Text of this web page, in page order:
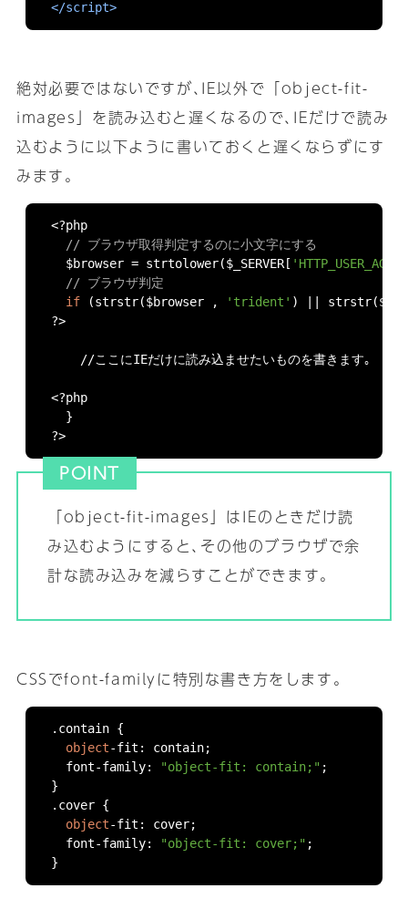
</script>
絶対必要ではないですが､IE以外で「object-fit-
images」を読み込むと遅くなるので､IEだけで読み
込むように以下ように書いておくと遅くならずにす
みます｡
<?php
// ブラウザ取得判定するのに小文字にする
  $browser
= strtolower($_SERVER[
// ブラウザ判定
if
(strstr($browser , 'trident' ) strstr(
?>
    //ここにIEだけに読み込ませたいものを書きます｡
<?php
}
?>
POINT
「object-fit-images」はIEのときだけ読
み込むようにすると､その他のブラウザで余
計な読み込みを減らすことができます｡
CSSでfont-familyに特別な書き方をします｡
. contain {
object-fit : contain;
  font
-family: "object-fit: contain;" ;
}
. cover {
object-fit : cover;
  font
-family: "object-fit: cover;" ;
}